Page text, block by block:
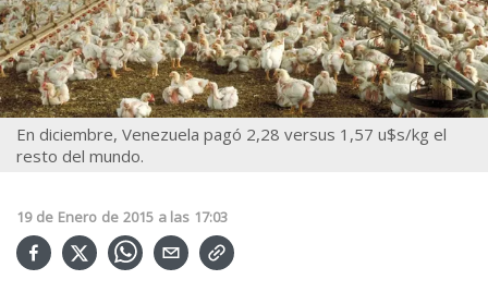
En diciembre, Venezuela pagó 2,28 versus 1,57 u$s/kg el
resto del mundo.
19 de Enero de 2015 a las 17:03